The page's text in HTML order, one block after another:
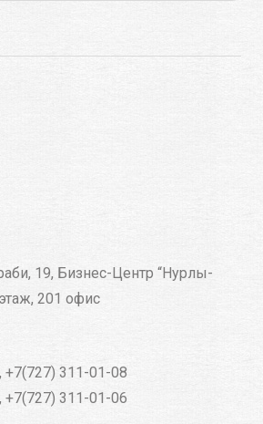
19, Бизнес-Центр “Нурлы-
201 офис
, +7(727) 311-01-08
, +7(727) 311-01-06